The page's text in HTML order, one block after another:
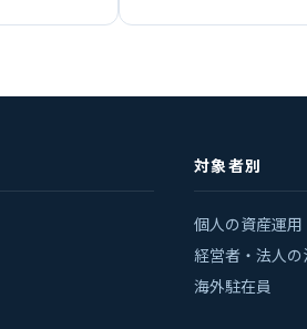
対象者別
個人の資産運用
経営者・法人の
海外駐在員